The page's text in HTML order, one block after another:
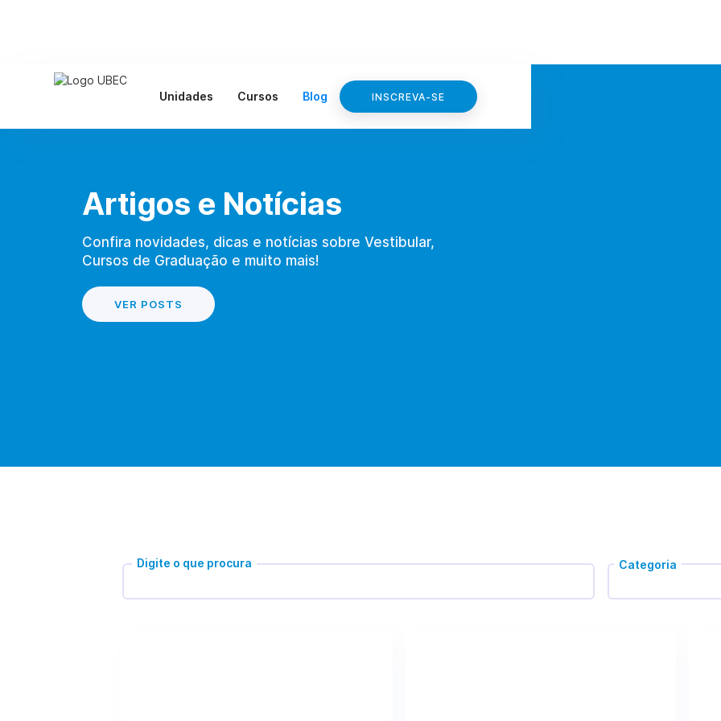
Unidades Cursos Blog INSCREVA-SE
Artigos e Notícias
Confira novidades, dicas e notícias sobre Vestibular,
Cursos de Graduação e muito mais!
VER POSTS
Digite o que procura
Categoria